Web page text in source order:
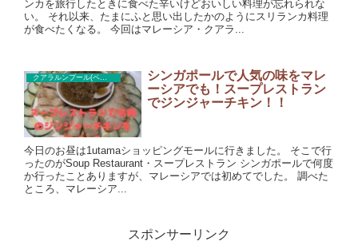
ンカを旅行したときに食べた辛いけどおいしい料理が忘れられな
い。 それ以来、たまにふと思い出したかのようにスリランカ料理
が食べたくなる。 今回はマレーシア・クアラ...
クアラルンプール(ペタリンジャヤ)レストラン
シンガポールで人気の味をマレ
ーシアでも！スープレストラン
でジンジャーチキン！！
今日のお昼は1utamaショッピングモールに行きました。 そこで行
ったのがSoup Restaurant・スープレストラン シンガポールで何度
か行ったことありますが、マレーシアでは初めてでした。 調べた
ところ、マレーシア...
スポンサーリンク